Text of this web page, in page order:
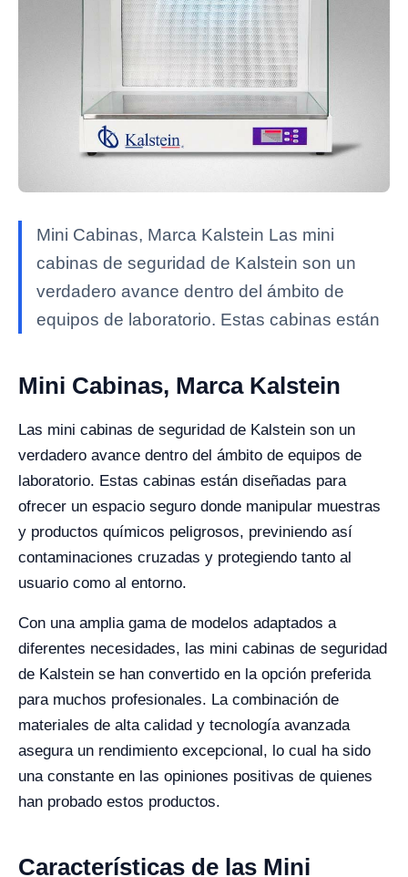
Mini Cabinas, Marca Kalstein Las mini
cabinas de seguridad de Kalstein son un
verdadero avance dentro del ámbito de
equipos de laboratorio. Estas cabinas están
Mini Cabinas, Marca Kalstein
Las mini cabinas de seguridad de Kalstein son un
verdadero avance dentro del ámbito de equipos de
laboratorio. Estas cabinas están diseñadas para
ofrecer un espacio seguro donde manipular muestras
y productos químicos peligrosos, previniendo así
contaminaciones cruzadas y protegiendo tanto al
usuario como al entorno.
Con una amplia gama de modelos adaptados a
diferentes necesidades, las mini cabinas de seguridad
de Kalstein se han convertido en la opción preferida
para muchos profesionales. La combinación de
materiales de alta calidad y tecnología avanzada
asegura un rendimiento excepcional, lo cual ha sido
una constante en las opiniones positivas de quienes
han probado estos productos.
Características de las Mini